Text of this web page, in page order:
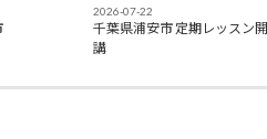
2026-07-22
千葉県浦安市 定期レッスン開
講